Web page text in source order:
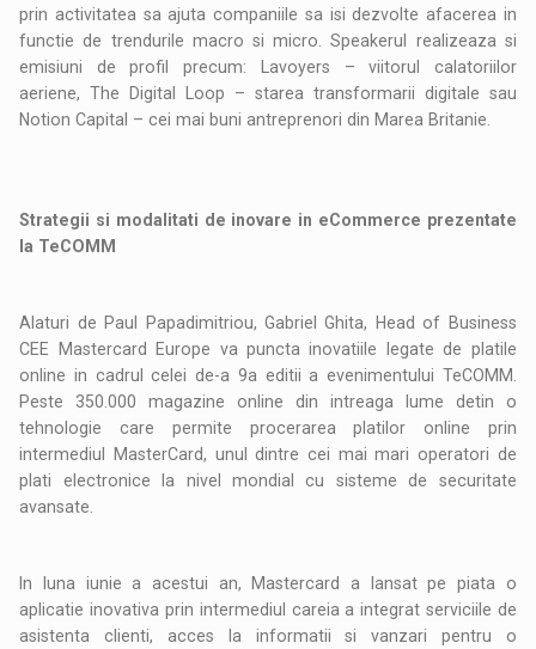
prin activitatea sa ajuta companiile sa isi dezvolte afacerea in
functie de trendurile macro si micro. Speakerul realizeaza si
emisiuni de profil precum: Lavoyers – viitorul calatoriilor
aeriene, The Digital Loop – starea transformarii digitale sau
Notion Capital – cei mai buni antreprenori din Marea Britanie.
Strategii si modalitati de inovare in eCommerce prezentate
la TeCOMM
Alaturi de Paul Papadimitriou, Gabriel Ghita, Head of Business
CEE Mastercard Europe va puncta inovatiile legate de platile
online in cadrul celei de-a 9a editii a evenimentului TeCOMM.
Peste 350.000 magazine online din intreaga lume detin o
tehnologie care permite procerarea platilor online prin
intermediul MasterCard, unul dintre cei mai mari operatori de
plati electronice la nivel mondial cu sisteme de securitate
avansate.
In luna iunie a acestui an, Mastercard a lansat pe piata o
aplicatie inovativa prin intermediul careia a integrat serviciile de
asistenta clienti, acces la informatii si vanzari pentru o